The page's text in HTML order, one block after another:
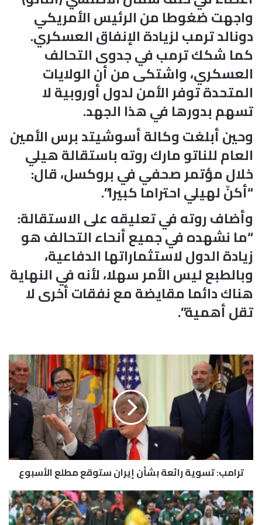
واجهت ضغوطا من الرئيس الأمريكي
دونالد ترمب لزيادة الإنفاق العسكري.
كما شكك ترمب في جدوى التحالف
العسكري، واشتكى من أن الولايات
المتحدة توفر الأمن لدول أوروبية لا
تسهم بدورها في هذا الجهد.
وحين أبلغت وكالة أسوشيتد برس الأمين
العام للناتو مارك روته باستقالة هيلي
خلال مؤتمر صحفي في بروكسل، قال:
“أكنّ لهيلي احتراما كبيرا”.
وأضاف روته في تعليقه على الاستقالة:
“ما نشهده في جميع أنحاء التحالف هو
زيادة الدول لاستثماراتها الدفاعية،
وبالطبع ليس الأمر سهلا، لأنه في النهاية
هناك دائما مقايضة مع نفقات أخرى لا
تقل أهمية”.
ت
ر
ا
م
ب
:
و
ر
ا
ئ
ترامب: تسوية رائعة بشأن إيران ستوقع مطلع الأسبوع
ا
ل
م